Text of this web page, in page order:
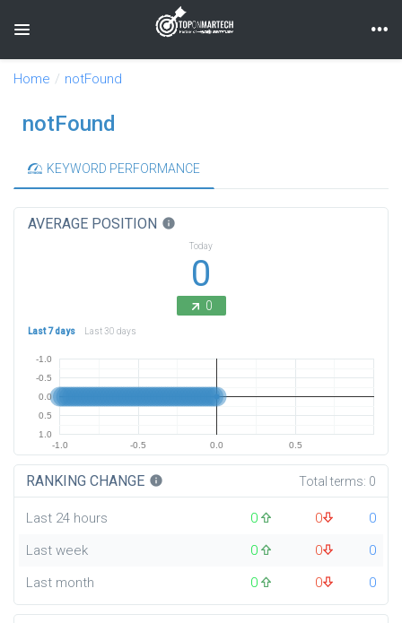
Toggle navigation
Home notFound
notFound
KEYWORD PERFORMANCE
AVERAGE POSITION info
Today
0
0
Last 7 days Last 30 days
-1.0 -0.5 0.0 0.5
-1.0
-0.5
0.0
0.5
1.0
RANKING CHANGE info Total terms: 0
Last 24 hours 0 0
0
Last week
0 0
0
Last month
0 0 0